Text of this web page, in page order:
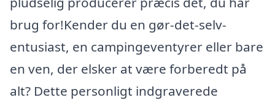
brug for!Kender du en gør-det-selv-
entusiast, en campingeventyrer eller bare
en ven, der elsker at være forberedt på
alt? Dette personligt indgraverede